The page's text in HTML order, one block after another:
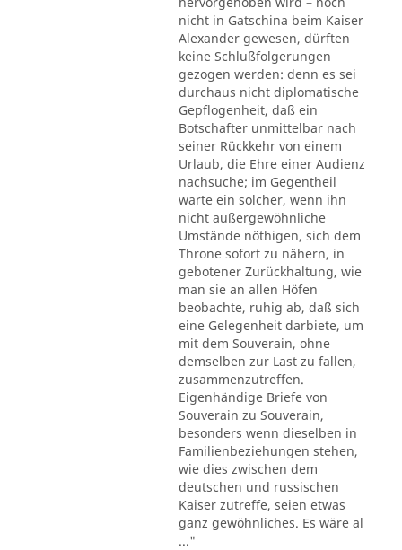
nicht in Gatschina beim Kaiser
Alexander gewesen, dürften
keine Schlußfolgerungen
gezogen werden: denn es sei
durchaus nicht diplomatische
Gepflogenheit, daß ein
Botschafter unmittelbar nach
seiner Rückkehr von einem
Urlaub, die Ehre einer Audienz
nachsuche; im Gegentheil
warte ein solcher, wenn ihn
nicht außergewöhnliche
Umstände nöthigen, sich dem
Throne sofort zu nähern, in
gebotener Zurückhaltung, wie
man sie an allen Höfen
beobachte, ruhig ab, daß sich
eine Gelegenheit darbiete, um
mit dem Souverain, ohne
demselben zur Last zu fallen,
zusammenzutreffen.
Eigenhändige Briefe von
Souverain zu Souverain,
besonders wenn dieselben in
Familienbeziehungen stehen,
wie dies zwischen dem
deutschen und russischen
Kaiser zutreffe, seien etwas
ganz gewöhnliches. Es wäre al
..."